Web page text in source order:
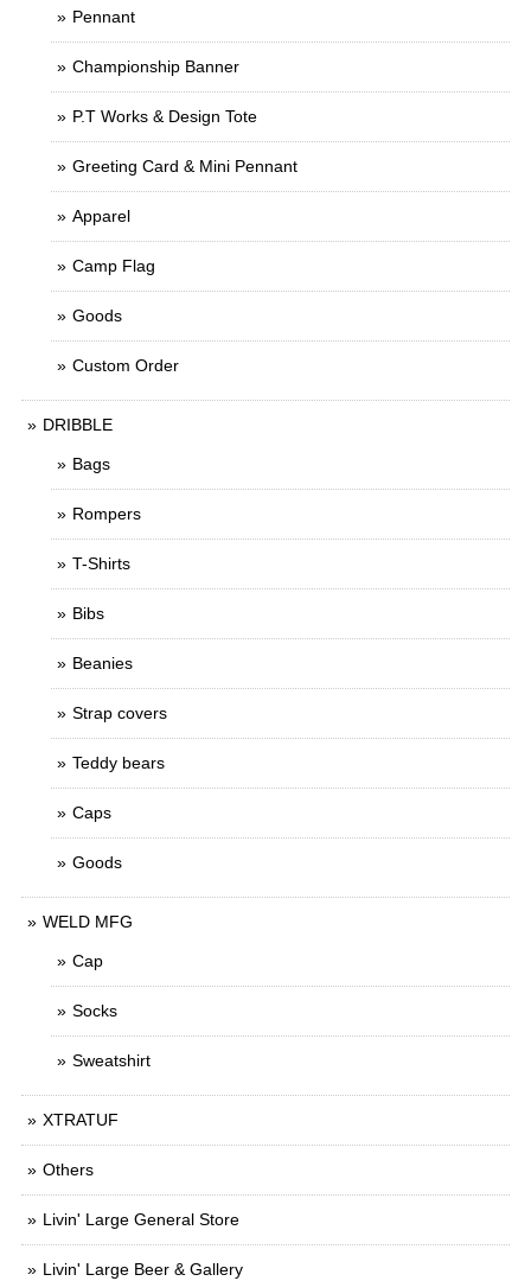
Pennant
Championship Banner
P.T Works & Design Tote
Greeting Card & Mini Pennant
Apparel
Camp Flag
Goods
Custom Order
DRIBBLE
Bags
Rompers
T-Shirts
Bibs
Beanies
Strap covers
Teddy bears
Caps
Goods
WELD MFG
Cap
Socks
Sweatshirt
XTRATUF
Others
Livin' Large General Store
Livin' Large Beer & Gallery